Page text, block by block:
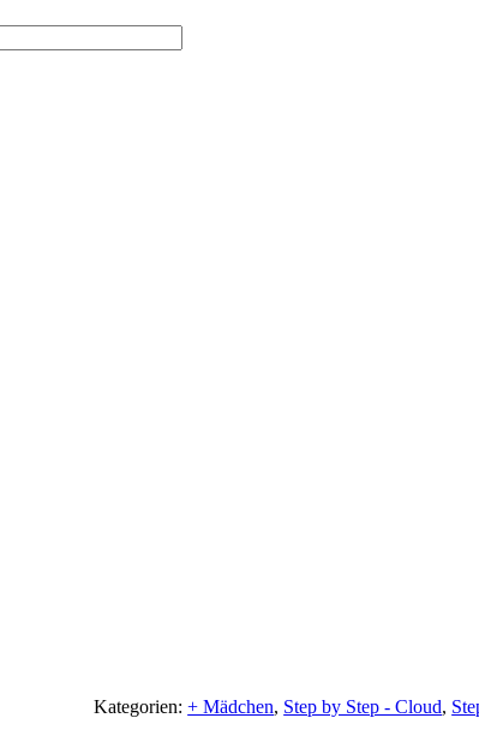
Kategorien:+ Mädchen, Step by Step - Cloud,